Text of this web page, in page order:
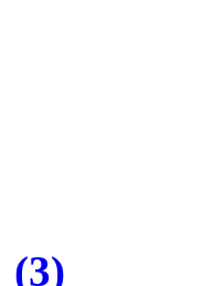
(3)